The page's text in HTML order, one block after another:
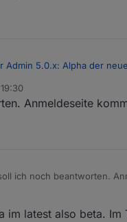
Admin 5.0.x: Alpha der
Anmeldeseite
ich noch beantworten.
im latest also beta.